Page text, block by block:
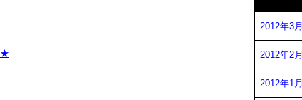
★
2012年3月
2012年2月
2012年1月